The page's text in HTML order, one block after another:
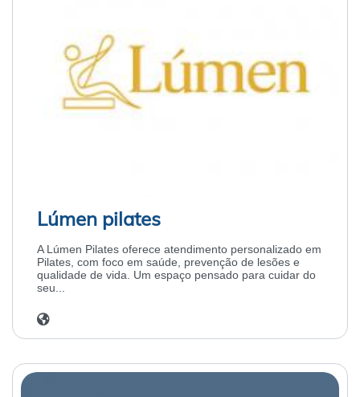
Lúmen pilates
A Lúmen Pilates oferece atendimento personalizado em
Pilates, com foco em saúde, prevenção de lesões e
qualidade de vida. Um espaço pensado para cuidar do
seu...